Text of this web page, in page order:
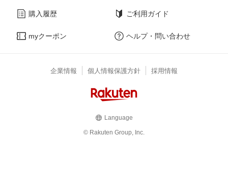
購入履歴
myクーポン
ご利用ガイド
ヘルプ・問い合わせ
企業情報 個人情報保護方針 採用情報
Language
© Rakuten Group, Inc.